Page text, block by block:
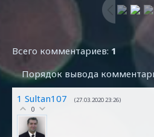
Всего комментариев: 1
Порядок вывода
1 Sultan107 (27.03.2020 23:26)
0